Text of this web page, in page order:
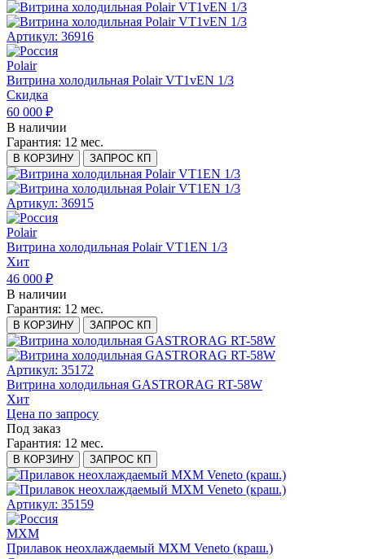
Артикул: 36916
Polair
Витрина холодильная Polair VT1vEN 1/3
Скидка
60 000 ₽
В наличии
Гарантия: 12 мес.
В КОРЗИНУ ЗАПРОС КП
Артикул: 36915
Polair
Витрина холодильная Polair VT1EN 1/3
Хит
46 000 ₽
В наличии
Гарантия: 12 мес.
В КОРЗИНУ ЗАПРОС КП
Артикул: 35172
Витрина холодильная GASTRORAG RT-58W
Хит
Цена по запросу
Под заказ
Гарантия: 12 мес.
В КОРЗИНУ ЗАПРОС КП
Артикул: 35159
МХМ
Прилавок неохлаждаемый МХМ Veneto (краш.)